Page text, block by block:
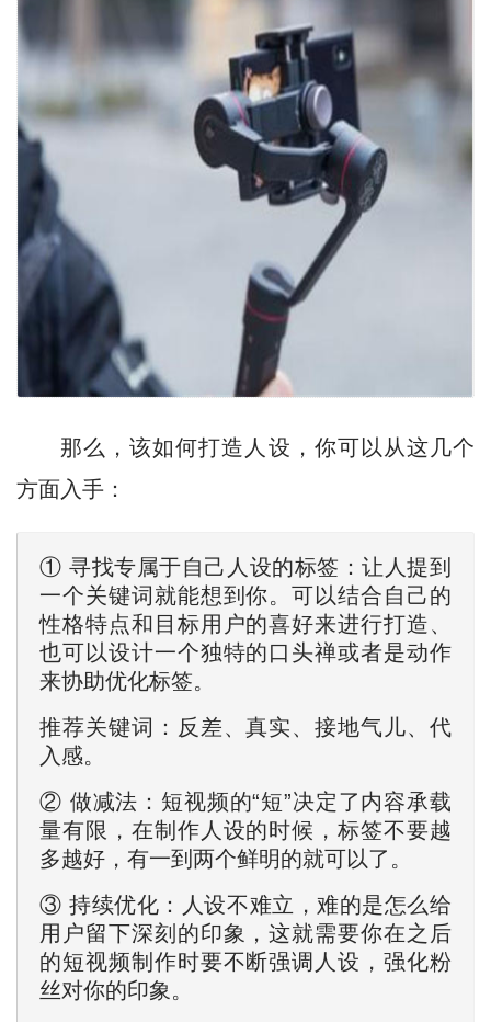
那么，该如何打造人设，你可以从这几个
方面入手：
① 寻找专属于自己人设的标签：让人提到
一个关键词就能想到你。可以结合自己的
性格特点和目标用户的喜好来进行打造、
也可以设计一个独特的口头禅或者是动作
来协助优化标签。
推荐关键词：反差、真实、接地气儿、代
入感。
② 做减法：短视频的“短”决定了内容承载
量有限，在制作人设的时候，标签不要越
多越好，有一到两个鲜明的就可以了。
③ 持续优化：人设不难立，难的是怎么给
用户留下深刻的印象，这就需要你在之后
的短视频制作时要不断强调人设，强化粉
丝对你的印象。